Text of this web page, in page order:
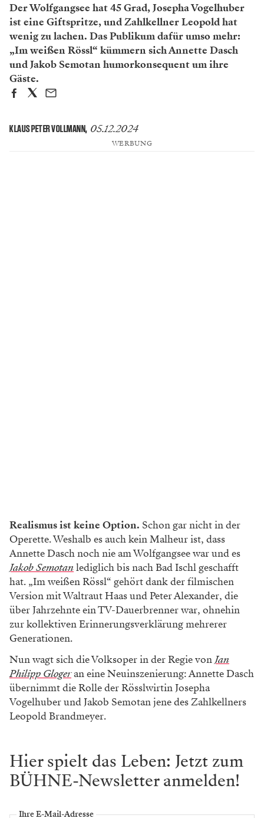
Der Wolfgangsee hat 45 Grad, Josepha Vogelhuber
ist eine Giftspritze, und Zahlkellner Leopold hat
wenig zu lachen. Das Publikum dafür umso mehr:
„Im weißen Rössl“ kümmern sich Annette Dasch
und Jakob Semotan humorkonsequent um ihre
Gäste.
KLAUS PETER VOLLMANN, 05.12.2024
WERBUNG
Realismus ist keine Option. Schon gar nicht in der
Operette. Weshalb es auch kein Malheur ist, dass
Annette Dasch noch nie am Wolfgangsee war und es
Jakob Semotanlediglich bis nach Bad Ischl geschafft
hat. „Im weißen Rössl“ gehört dank der filmischen
Version mit Waltraut Haas und Peter Alexander, die
über Jahrzehnte ein TV-Dauerbrenner war, ohnehin
zur kollektiven Erinnerungsverklärung mehrerer
Generationen.
Nun wagt sich die Volksoper in der Regie vonJan
Philipp Glogeran eine Neuinszenierung: Annette Dasch
übernimmt die Rolle der Rösslwirtin Josepha
Vogelhuber und Jakob Semotan jene des Zahlkellners
Leopold Brandmeyer.